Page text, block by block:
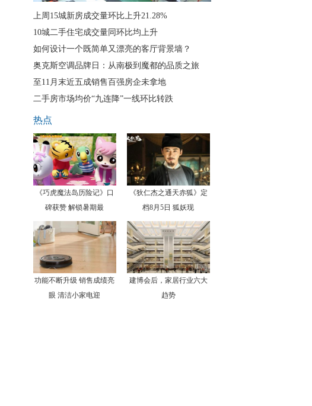
上周15城新房成交量环比上升21.28%
10城二手住宅成交量同环比均上升
如何设计一个既简单又漂亮的客厅背景墙？
奥克斯空调品牌日：从南极到魔都的品质之旅
至11月末近五成销售百强房企未拿地
二手房市场均价“九连降”一线环比转跌
热点
《巧虎魔法岛历险记》口
碑获赞 解锁暑期最
《狄仁杰之通天赤狐》定
档8月5日 狐妖现
功能不断升级 销售成绩亮
眼 清洁小家电迎
建博会后，家居行业六大
趋势